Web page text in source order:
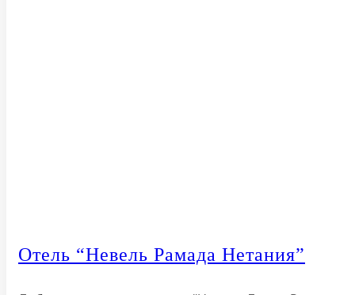
Отель “Невель Рамада Нетания”